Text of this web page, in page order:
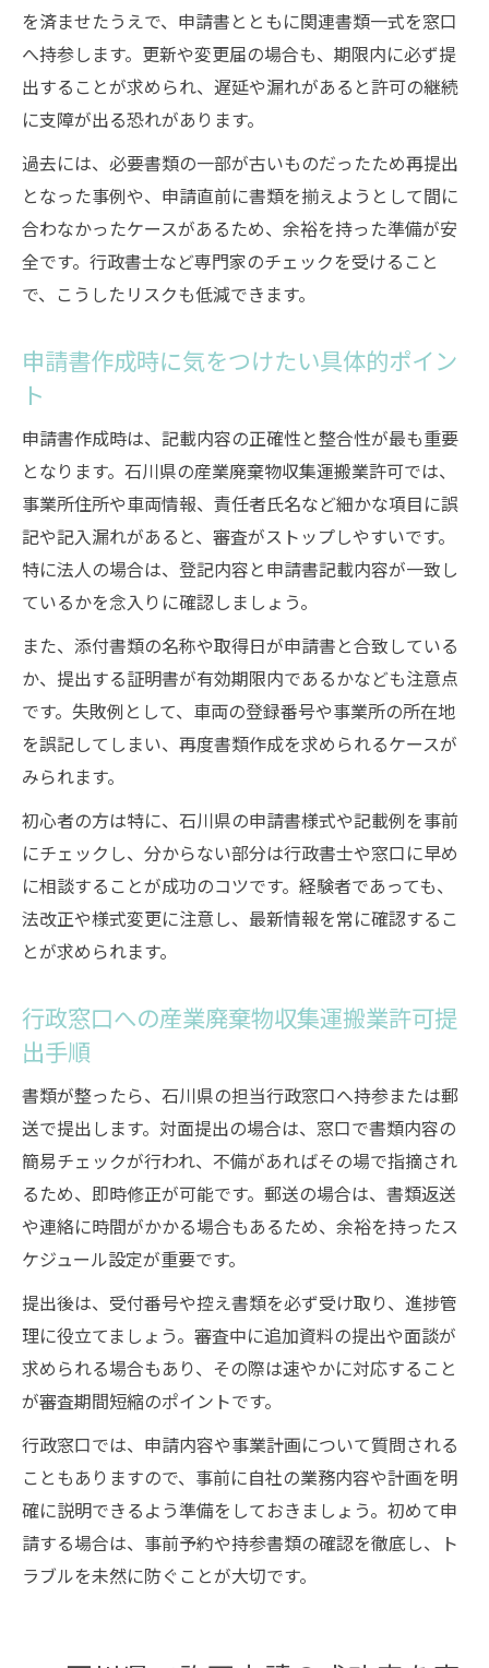
を済ませたうえで、申請書とともに関連書類一式を窓口
へ持参します。更新や変更届の場合も、期限内に必ず提
出することが求められ、遅延や漏れがあると許可の継続
に支障が出る恐れがあります。
過去には、必要書類の一部が古いものだったため再提出
となった事例や、申請直前に書類を揃えようとして間に
合わなかったケースがあるため、余裕を持った準備が安
全です。行政書士など専門家のチェックを受けること
で、こうしたリスクも低減できます。
申請書作成時に気をつけたい具体的ポイン
ト
申請書作成時は、記載内容の正確性と整合性が最も重要
となります。石川県の産業廃棄物収集運搬業許可では、
事業所住所や車両情報、責任者氏名など細かな項目に誤
記や記入漏れがあると、審査がストップしやすいです。
特に法人の場合は、登記内容と申請書記載内容が一致し
ているかを念入りに確認しましょう。
また、添付書類の名称や取得日が申請書と合致している
か、提出する証明書が有効期限内であるかなども注意点
です。失敗例として、車両の登録番号や事業所の所在地
を誤記してしまい、再度書類作成を求められるケースが
みられます。
初心者の方は特に、石川県の申請書様式や記載例を事前
にチェックし、分からない部分は行政書士や窓口に早め
に相談することが成功のコツです。経験者であっても、
法改正や様式変更に注意し、最新情報を常に確認するこ
とが求められます。
行政窓口への産業廃棄物収集運搬業許可提
出手順
書類が整ったら、石川県の担当行政窓口へ持参または郵
送で提出します。対面提出の場合は、窓口で書類内容の
簡易チェックが行われ、不備があればその場で指摘され
るため、即時修正が可能です。郵送の場合は、書類返送
や連絡に時間がかかる場合もあるため、余裕を持ったス
ケジュール設定が重要です。
提出後は、受付番号や控え書類を必ず受け取り、進捗管
理に役立てましょう。審査中に追加資料の提出や面談が
求められる場合もあり、その際は速やかに対応すること
が審査期間短縮のポイントです。
行政窓口では、申請内容や事業計画について質問される
こともありますので、事前に自社の業務内容や計画を明
確に説明できるよう準備をしておきましょう。初めて申
請する場合は、事前予約や持参書類の確認を徹底し、ト
ラブルを未然に防ぐことが大切です。